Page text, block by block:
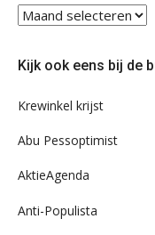
Blader
eens
ons
Kijk ook eens bij de
Krewinkel krijst
Abu Pessoptimist
AktieAgenda
Anti-Populista